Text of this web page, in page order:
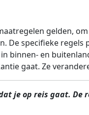
gelden,
De specifieke regels
binnen- en
gaat. Ze
je op reis gaat. De